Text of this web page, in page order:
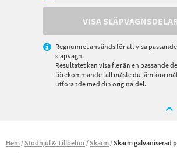
VISA
Regnumret används för att visa
släpvagn.
Resultatet kan visa fler än en passande
förekommande fall måste du jämföra
utförande med din originaldel.
Hem Stödhjul & Tillbehör Skärm Skärm galvaniserad